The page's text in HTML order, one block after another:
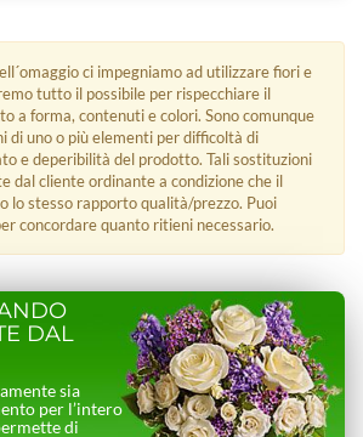
ci impegniamo ad utilizzare fiori e
tutto il possibile per rispecchiare il
a forma, contenuti e colori. Sono comunque
di uno o più elementi per difficoltà di
e deperibilità del prodotto. Tali sostituzioni
dal cliente ordinante a condizione che il
lo stesso rapporto qualità/prezzo. Puoi
concordare quanto ritieni necessario.
DAL
sia
per l’intero
di